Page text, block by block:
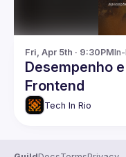
Fri, Apr 5th · 9:30PM
Desempenho
Frontend
Tech In Rio